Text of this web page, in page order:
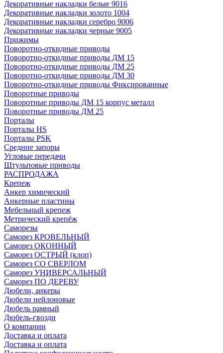
Декоративные накладки белые 9016
Декоративные накладки золото 1004
Декоративные накладки серебро 9006
Декоративные накладки черные 9005
Прижимы
Поворотно-откидные приводы
Поворотно-откидные приводы ДМ 15
Поворотно-откидные приводы ДМ 25
Поворотно-откидные приводы ДМ 30
Поворотно-откидные приводы Фиксированные
Поворотные приводы
Поворотные приводы ДМ 15 корпус металл
Поворотные приводы ДМ 25
Порталы
Порталы HS
Порталы PSK
Средние запоры
Угловые передачи
Штульповые приводы
РАСПРОДАЖА
Крепеж
Анкер химический
Анкерные пластины
Мебельный крепеж
Метрический крепёж
Саморезы
Саморез КРОВЕЛЬНЫЙ
Саморез ОКОННЫЙ
Саморез ОСТРЫЙ (клоп)
Саморез СО СВЕРЛОМ
Саморез УНИВЕРСАЛЬНЫЙ
Саморез ПО ДЕРЕВУ
Дюбели, анкеры
Дюбели нейлоновые
Дюбель рамный
Дюбель-гвозди
О компании
Доставка и оплата
Доставка и оплата